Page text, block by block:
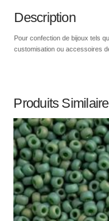
Description
Pour confection de bijoux tels
customisation ou accessoires
Produits